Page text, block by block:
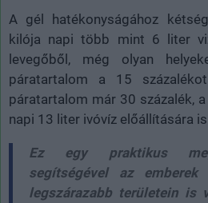
A gél hatékonyságához
kilója napi több mint 6 liter
levegőből, még olyan
páratartalom a 15
páratartalom már 30 százalék,
napi 13 liter ivóvíz előállítására
Ez egy praktikus
segítségével az
legszárazabb területein is